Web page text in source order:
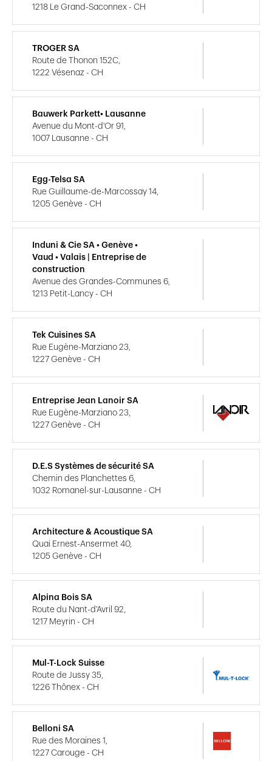
1218 Le Grand-Saconnex - CH
TROGER SA
Route de Thonon 152C,
1222 Vésenaz - CH
Bauwerk Parkett• Lausanne
Avenue du Mont-d'Or 91,
1007 Lausanne - CH
Egg-Telsa SA
Rue Guillaume-de-Marcossay 14,
1205 Genève - CH
Induni & Cie SA • Genève •
Vaud • Valais | Entreprise de
construction
Avenue des Grandes-Communes 6,
1213 Petit-Lancy - CH
Tek Cuisines SA
Rue Eugène-Marziano 23,
1227 Genève - CH
Entreprise Jean Lanoir SA
Rue Eugène-Marziano 23,
1227 Genève - CH
D.E.S Systèmes de sécurité SA
Chemin des Planchettes 6,
1032 Romanel-sur-Lausanne - CH
Architecture & Acoustique SA
Quai Ernest-Ansermet 40,
1205 Genève - CH
Alpina Bois SA
Route du Nant-d'Avril 92,
1217 Meyrin - CH
Mul-T-Lock Suisse
Route de Jussy 35,
1226 Thônex - CH
Belloni SA
Rue des Moraines 1,
1227 Carouge - CH